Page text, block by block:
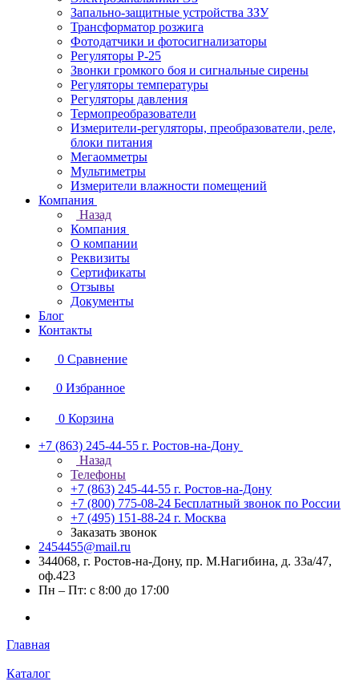
Запально-защитные устройства ЗЗУ
Трансформатор розжига
Фотодатчики и фотосигнализаторы
Регуляторы Р-25
Звонки громкого боя и сигнальные сирены
Регуляторы температуры
Регуляторы давления
Термопреобразователи
Измерители-регуляторы, преобразователи, реле,
блоки питания
Мегаомметры
Мультиметры
Измерители влажности помещений
Компания
Назад
Компания
О компании
Реквизиты
Сертификаты
Отзывы
Документы
Блог
Контакты
0 Сравнение
0 Избранное
0 Корзина
+7 (863) 245-44-55 г. Ростов-на-Дону
Назад
Телефоны
+7 (863) 245-44-55 г. Ростов-на-Дону
+7 (800) 775-08-24 Бесплатный звонок по России
+7 (495) 151-88-24 г. Москва
Заказать звонок
2454455@mail.ru
344068, г. Ростов-на-Дону, пр. М.Нагибина, д. 33а/47,
оф.423
Пн – Пт: с 8:00 до 17:00
Главная
Каталог